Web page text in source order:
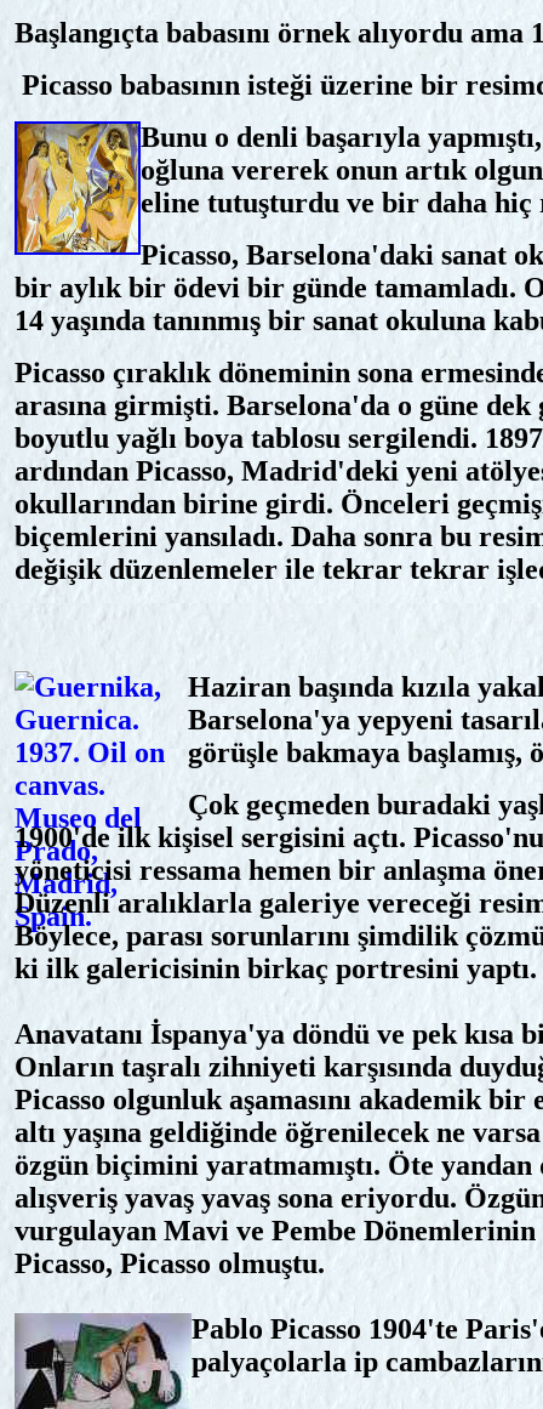
Başlangıçta babasını örnek alıyordu
Picasso babasının isteği üzerine bir
Bunu o denli başarıyla
oğluna vererek onun artık
eline tutuşturdu ve bir daha hiç
Picasso, Barselona'daki sanat
bir aylık bir ödevi bir günde tamamladı.
14 yaşında tanınmış bir sanat okuluna
Picasso çıraklık döneminin sona
arasına girmişti. Barselona'da o güne
boyutlu yağlı boya tablosu sergilendi.
ardından Picasso, Madrid'deki yeni
okullarından birine girdi. Önceleri
biçemlerini yansıladı. Daha sonra bu
değişik düzenlemeler ile tekrar tekrar
Haziran başında kızıla
Barselona'ya yepyeni
görüşle bakmaya başlamış,
Çok geçmeden buradaki
1900'de ilk kişisel sergisini açtı.
yöneticisi ressama hemen bir anlaşma
Düzenli aralıklarla galeriye vereceği
Böylece, parası sorunlarını şimdilik
ki ilk galericisinin birkaç portresini yaptı.
Anavatanı İspanya'ya döndü ve pek kısa
Onların taşralı zihniyeti karşısında
Picasso olgunluk aşamasını akademik
altı yaşına geldiğinde öğrenilecek ne
özgün biçimini yaratmamıştı. Öte
alışveriş yavaş yavaş sona eriyordu.
vurgulayan Mavi ve Pembe
Picasso, Picasso olmuştu.
Pablo Picasso 1904'te
palyaçolarla ip